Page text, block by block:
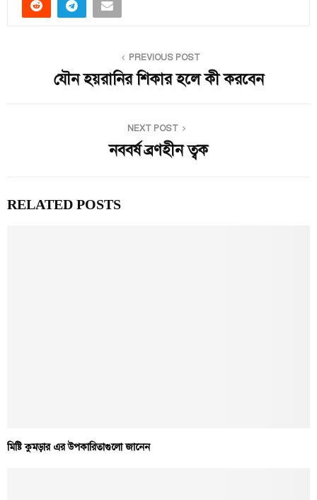
PREVIOUS POST
যৌন হয়রানির শিকার হলে কী করবেন
NEXT POST
নববর্ষ ব্রণহীন ত্বক
RELATED POSTS
মিষ্টি কুমড়ার এর উপকারিতাগুলো জানেন